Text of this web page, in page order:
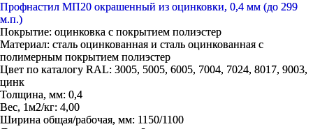
Профнастил МП20 окрашенный из оцинковки, 0,4 мм (до 299
м.п.)
Покрытие: оцинковка с покрытием полиэстер
Материал: сталь оцинкованная и сталь оцинкованная с
полимерным покрытием полиэстер
Цвет по каталогу RAL: 3005, 5005, 6005, 7004, 7024, 8017, 9003,
цинк
Толщина, мм: 0,4
Вес, 1м2/кг: 4,00
Ширина общая/рабочая, мм: 1150/1100